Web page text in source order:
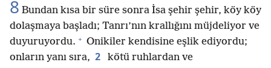
8 Bundan kısa bir süre sonra İsa şehir şehir, köy köy
dolaşmaya başladı; Tanrı’nın krallığını müjdeliyor ve
duyuruyordu. + Onikiler kendisine eşlik ediyordu;
onların yanı sıra, 2
kötü ruhlardan ve